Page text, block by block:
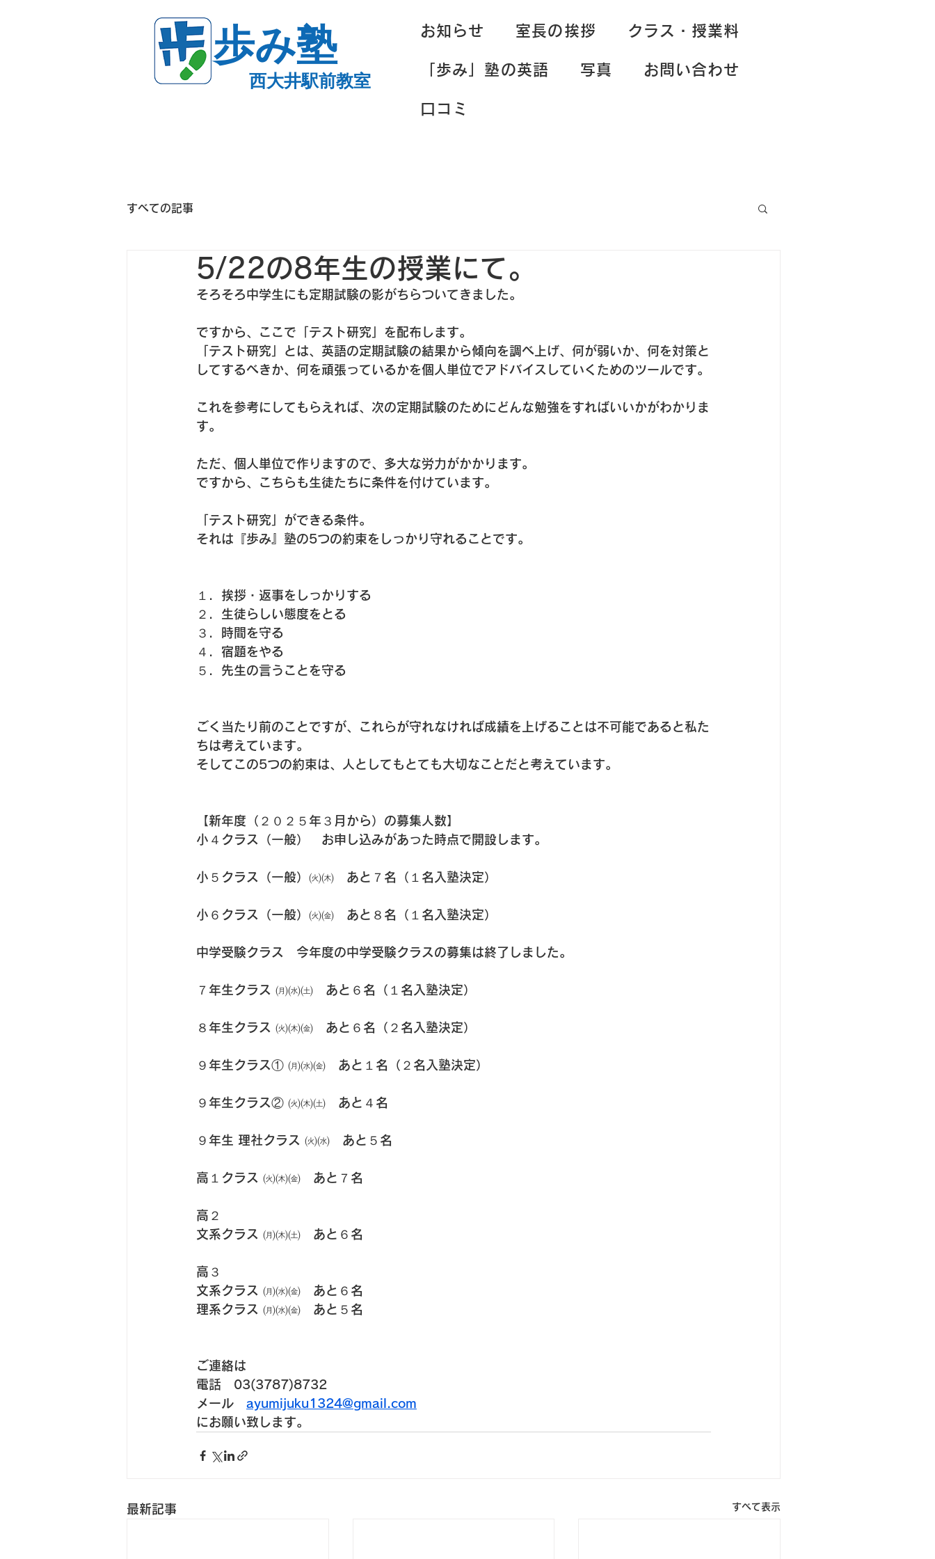
歩み塾
西大井駅前教室
お知らせ 室長の挨拶 クラス・授業料
「歩み」塾の英語 写真 お問い合わせ
口コミ
すべての記事
5/22の8年生の授業にて。
そろそろ中学生にも定期試験の影がちらついてきました。
ですから、ここで「テスト研究」を配布します。
「テスト研究」とは、英語の定期試験の結果から傾向を調べ上げ、何が弱いか、何を対策と
してするべきか、何を頑張っているかを個人単位でアドバイスしていくためのツールです。
これを参考にしてもらえれば、次の定期試験のためにどんな勉強をすればいいかがわかりま
す。
ただ、個人単位で作りますので、多大な労力がかかります。
ですから、こちらも生徒たちに条件を付けています。
「テスト研究」ができる条件。
それは『歩み』塾の5つの約束をしっかり守れることです。
１．挨拶・返事をしっかりする
２．生徒らしい態度をとる
３．時間を守る
４．宿題をやる
５．先生の言うことを守る
ごく当たり前のことですが、これらが守れなければ成績を上げることは不可能であると私た
ちは考えています。
そしてこの5つの約束は、人としてもとても大切なことだと考えています。
【新年度（２０２５年３月から）の募集人数】
小４クラス（一般）　お申し込みがあった時点で開設します。
小５クラス（一般）㈫㈭　あと７名（１名入塾決定）
小６クラス（一般）㈫㈮　あと８名（１名入塾決定）
中学受験クラス　今年度の中学受験クラスの募集は終了しました。
７年生クラス ㈪㈬㈯　あと６名（１名入塾決定）
８年生クラス ㈫㈭㈮　あと６名（２名入塾決定）
９年生クラス① ㈪㈬㈮　あと１名（２名入塾決定）
９年生クラス② ㈫㈭㈯　あと４名
９年生 理社クラス ㈫㈬　あと５名
高１クラス ㈫㈭㈮　あと７名
高２
文系クラス ㈪㈭㈯　あと６名
高３
文系クラス ㈪㈬㈮　あと６名
理系クラス ㈪㈬㈮　あと５名
ご連絡は
電話　03(3787)8732
メール ayumijuku1324@gmail.com
にお願い致します。
最新記事 すべて表示